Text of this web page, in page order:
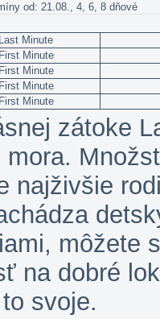
od: 21.08., 4, 6, 8 dňové
Last Minute
First Minute
First Minute
First Minute
First Minute
zátoke
najživšie
môžete
na dobré
svoje.